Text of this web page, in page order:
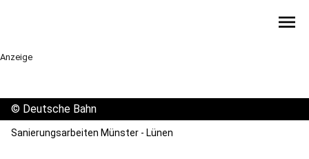
menu
Anzeige
© Deutsche Bahn
Sanierungsarbeiten Münster - Lünen